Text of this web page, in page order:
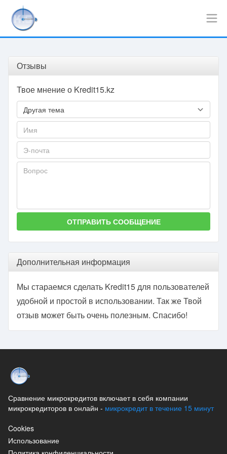
Отзывы
Твое мнение о Kredit15.kz
ОТПРАВИТЬ СООБЩЕНИЕ
Дополнительная информация
Мы стараемся сделать Kredit15 для пользователей
удобной и простой в использовании. Так же Твой
отзыв может быть очень полезным. Спасибо!
Сравнение микрокредитов включает в себя компании
микрокредиторов в онлайн - микрокредит в течение 15 минут
Cookies
Использование